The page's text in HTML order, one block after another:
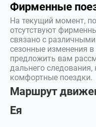
Фирменные
На текущий момент,
отсутствуют
связано с
сезонные изменения
предложить вам
дальнего
комфортные поездки.
Маршрут
Ея